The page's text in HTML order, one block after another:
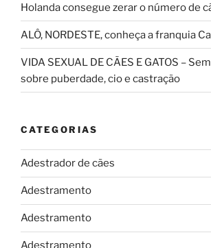
Holanda consegue zerar o número de
ALÔ, NORDESTE, conheça a franquia
VIDA SEXUAL DE CÃES E GATOS –
sobre puberdade, cio e castração
CATEGORIAS
Adestrador de cães
Adestramento
Adestramento